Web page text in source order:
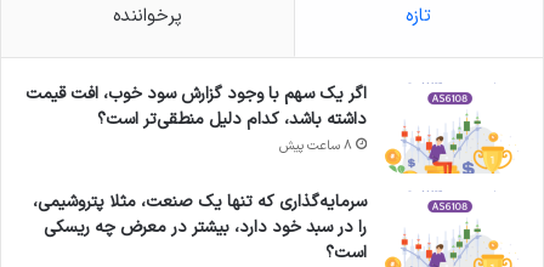
تازه پرخواننده
اگر یک سهم با وجود گزارش سود خوب، افت قیمت
داشته باشد، کدام دلیل منطقی‌تر است؟
8 ساعت پیش
سرمایه‌گذاری که تنها یک صنعت، مثلا پتروشیمی،
را در سبد خود دارد، بیشتر در معرض چه ریسکی
است؟